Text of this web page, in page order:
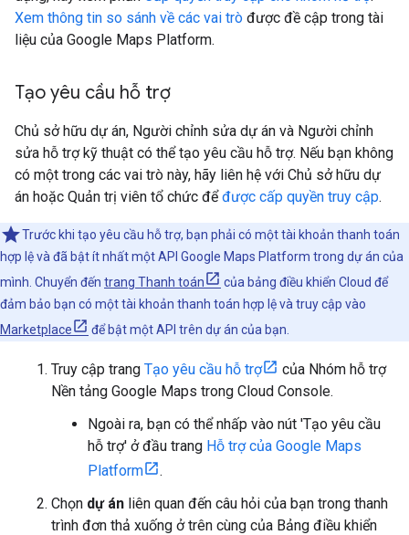
Xem thông tin so sánh về các vai trò được đề cập trong tài
liệu của Google Maps Platform.
Tạo yêu cầu hỗ trợ
Chủ sở hữu dự án, Người chỉnh sửa dự án và Người chỉnh
sửa hỗ trợ kỹ thuật có thể tạo yêu cầu hỗ trợ. Nếu bạn không
có một trong các vai trò này, hãy liên hệ với Chủ sở hữu dự
án hoặc Quản trị viên tổ chức đểđược cấp quyền truy cập.
Trước khi tạo yêu cầu hỗ trợ, bạn phải có một tài khoản thanh toán
hợp lệ và đã bật ít nhất một API Google Maps Platform trong dự án của
mình. Chuyển đến trang Thanh toán
của bảng điều khiển Cloud để
đảm bảo bạn có một tài khoản thanh toán hợp lệ và truy cập vào
Marketplace
để bật một API trên dự án của bạn.
Truy cập trang Tạo yêu cầu hỗ trợ
của Nhóm hỗ trợ
Nền tảng Google Maps trong Cloud Console.
Ngoài ra, bạn có thể nhấp vào nút 'Tạo yêu cầu
hỗ trợ' ở đầu trang Hỗ trợ của Google Maps
Platform
.
Chọn dự án liên quan đến câu hỏi của bạn trong thanh
trình đơn thả xuống ở trên cùng của Bảng điều khiển